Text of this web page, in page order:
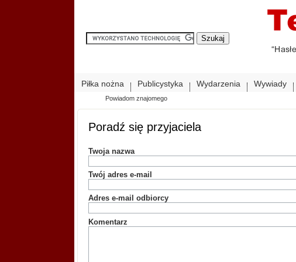
Piłka nożna Publicystyka Wydarzenia Wywiady
Powiadom znajomego
Poradź się przyjaciela
Twoja nazwa
Twój adres e-mail
Adres e-mail odbiorcy
Komentarz